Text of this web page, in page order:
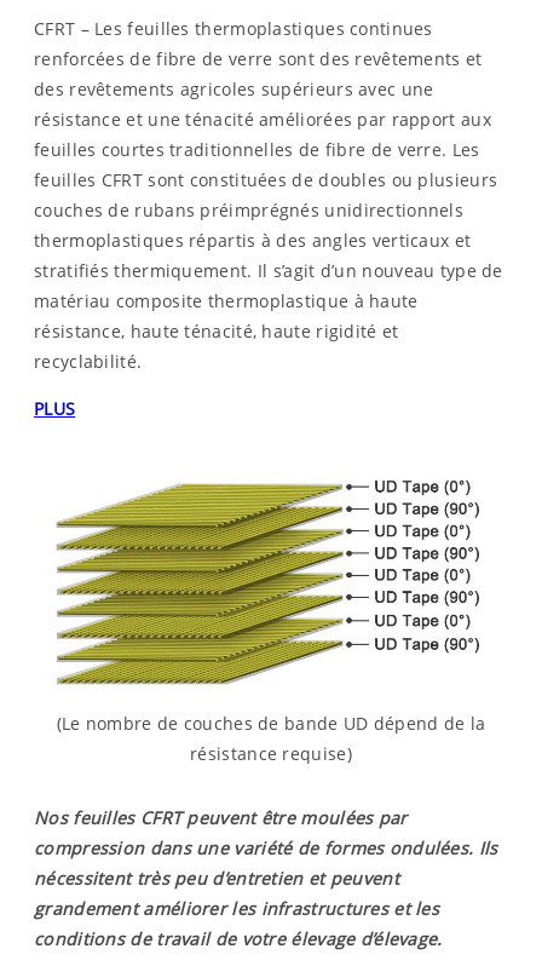
CFRT – Les feuilles thermoplastiques continues
renforcées de fibre de verre sont des revêtements et
des revêtements agricoles supérieurs avec une
résistance et une ténacité améliorées par rapport aux
feuilles courtes traditionnelles de fibre de verre. Les
feuilles CFRT sont constituées de doubles ou plusieurs
couches de rubans préimprégnés unidirectionnels
thermoplastiques répartis à des angles verticaux et
stratifiés thermiquement. Il s’agit d’un nouveau type de
matériau composite thermoplastique à haute
résistance, haute ténacité, haute rigidité et
recyclabilité.
PLUS
(Le nombre de couches de bande UD dépend de la
résistance requise)
Nos feuilles CFRT peuvent être moulées par
compression dans une variété de formes ondulées. Ils
nécessitent très peu d’entretien et peuvent
grandement améliorer les infrastructures et les
conditions de travail de votre élevage d’élevage.